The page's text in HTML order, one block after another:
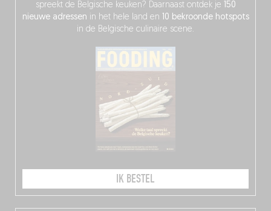
spreekt de Belgische keuken? Daarnaast ontdek je 150
nieuwe adressen in het hele land en 10 bekroonde hotspots
in de Belgische culinaire scene.
IK BESTEL